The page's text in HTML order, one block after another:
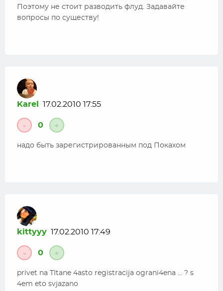
Поэтому не стоит разводить флуд. Задавайте
вопросы по существу!
Karel 17.02.2010 17:55
- 0 +
надо быть зарегистрированным под Покахом
kittyyy 17.02.2010 17:49
- 0 +
privet na TItane 4asto registracija ograni4ena … ? s
4em eto svjazano